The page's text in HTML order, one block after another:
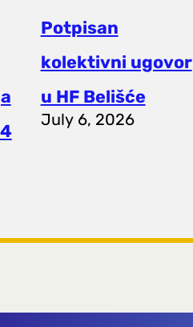
Potpisan
kolektivni ugovor
u HF Belišće
July 6, 2026